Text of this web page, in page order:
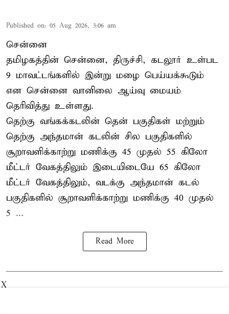
Published on: 05 Aug 2026, 3:06 am
சென்னை
தமிழகத்தின் சென்னை, திருச்சி, கடலூர் உள்பட
9 மாவட்டங்களில் இன்று மழை பெய்யக்கூடும்
என சென்னை வானிலை ஆய்வு மையம்
தெரிவித்து உள்ளது.
தெற்கு வங்கக்கடலின் தென் பகுதிகள் மற்றும்
தெற்கு அந்தமான் கடலின் சில பகுதிகளில்
சூறாவளிக்காற்று மணிக்கு 45 முதல் 55 கிலோ
மீட்டர் வேகத்திலும் இடையிடையே 65 கிலோ
மீட்டர் வேகத்திலும், வடக்கு அந்தமான் கடல்
பகுதிகளில் சூறாவளிக்காற்று மணிக்கு 40 முதல்
5 ...
Read More
X